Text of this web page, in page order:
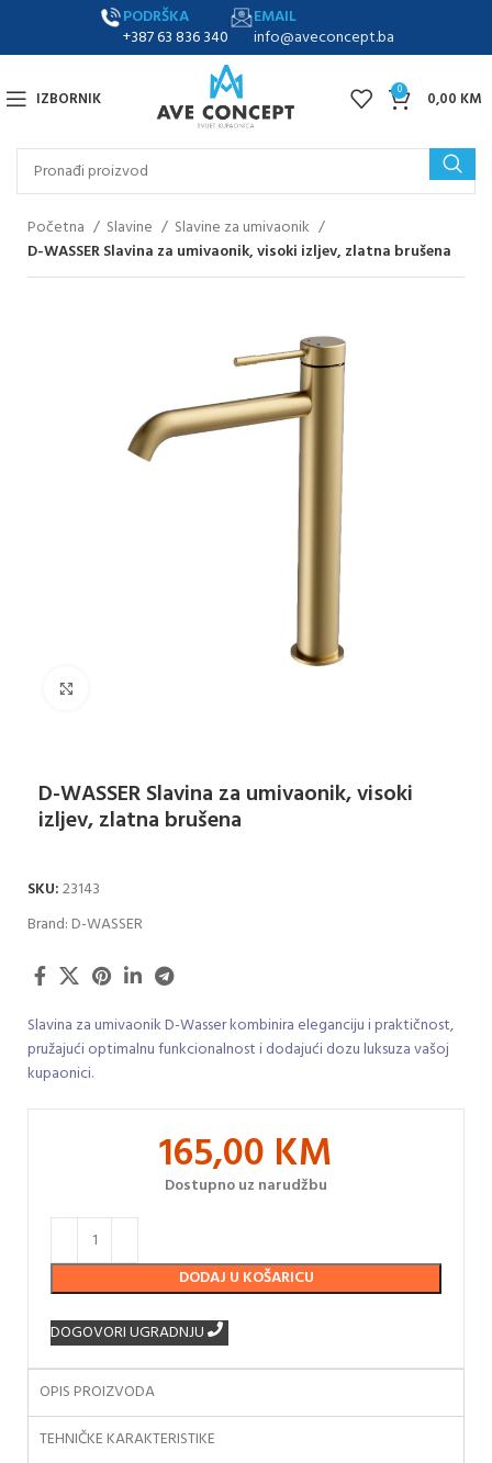
PODRŠKA
+387 63 836 340
EMAIL
info@aveconcept.ba
IZBORNIK 0 0,00 KM
Početna Slavine
Slavine za umivaonik
D-WASSER Slavina za umivaonik, visoki izljev, zlatna brušena
D-WASSER Slavina za umivaonik, visoki
izljev, zlatna brušena
SKU:23143
Brand: D-WASSER
Slavina za umivaonik D-Wasser kombinira eleganciju i praktičnost,
pružajući optimalnu funkcionalnost i dodajući dozu luksuza vašoj
kupaonici.
165,00 KM
Dostupno uz narudžbu
DODAJ U KOŠARICU
DOGOVORI UGRADNJU
OPIS PROIZVODA
TEHNIČKE KARAKTERISTIKE